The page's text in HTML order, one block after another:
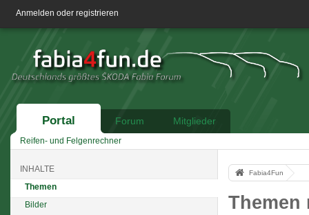
Anmelden oder registrieren
Portal Forum Mitglieder
Reifen- und Felgenrechner
INHALTE
Themen
Bilder
Fabia4Fun
Themen